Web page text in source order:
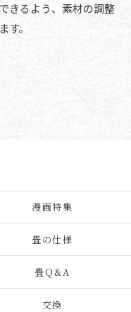
きるよう、素材の調整
。
漫画特集
畳の仕様
畳Q&A
交換